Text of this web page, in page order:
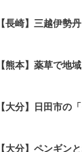
【長崎】三越伊勢
【熊本】薬草で地
【大分】日田市の
【大分】ペンギン